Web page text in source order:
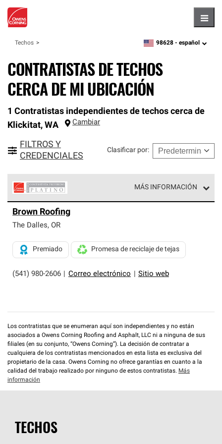
Techos zipcode,language
98628 - español
CONTRATISTAS DE TECHOS
CERCA DE MI UBICACIÓN
1 Contratistas independientes de techos cerca de
Klickitat, WA Cambiar
FILTROS Y
CREDENCIALES
Clasificar por:
MÁS INFORMACIÓN
Corning constituyen el nivel superior de nuestra red
exclusiva y cumplen con estándares estrictos de
Solo ellos pueden ofrecer nuestra mejor garantía de
sistemas de techos.
Brown Roofing
The Dalles, OR
(541) 980-2606 Correo electrónico Sitio web
Premiado Promesa de reciclaje de tejas
Los contratistas que se enumeran aquí son independientes y no están
asociados a Owens Corning Roofing and Asphalt, LLC ni a ninguna de sus
filiales (en su conjunto, “Owens Corning”). La decisión de contratar a
cualquiera de los contratistas mencionados en esta lista es exclusiva del
propietario de la casa. Owens Corning no ofrece garantías en cuanto a la
calidad del trabajo realizado por ninguno de estos contratistas. Más
información
TECHOS